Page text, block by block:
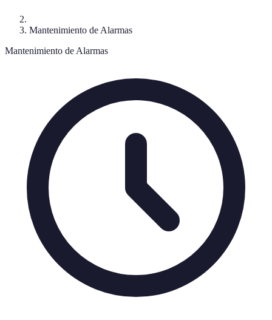
Mantenimiento de Alarmas
Mantenimiento de Alarmas